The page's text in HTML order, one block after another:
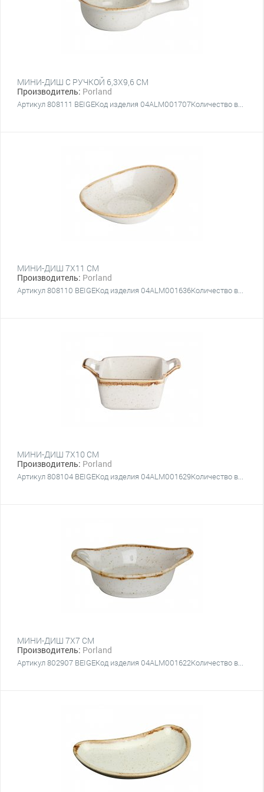
МИНИ-ДИШ С РУЧКОЙ 6,3Х9,6 СМ
Производитель: Porland
Артикул 808111 BEIGEКод изделия 04ALM001707Количество в...
МИНИ-ДИШ 7Х11 СМ
Производитель: Porland
Артикул 808110 BEIGEКод изделия 04ALM001636Количество в...
МИНИ-ДИШ 7Х10 СМ
Производитель: Porland
Артикул 808104 BEIGEКод изделия 04ALM001629Количество в...
МИНИ-ДИШ 7Х7 СМ
Производитель: Porland
Артикул 802907 BEIGEКод изделия 04ALM001622Количество в...